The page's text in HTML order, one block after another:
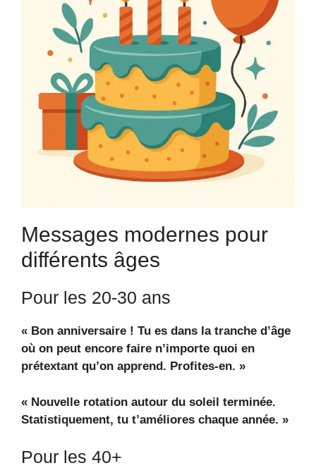
Messages modernes pour
différents âges
Pour les 20-30 ans
« Bon anniversaire ! Tu es dans la tranche d’âge
où on peut encore faire n’importe quoi en
prétextant qu’on apprend. Profites-en. »
« Nouvelle rotation autour du soleil terminée.
Statistiquement, tu t’améliores chaque année. »
Pour les 40+